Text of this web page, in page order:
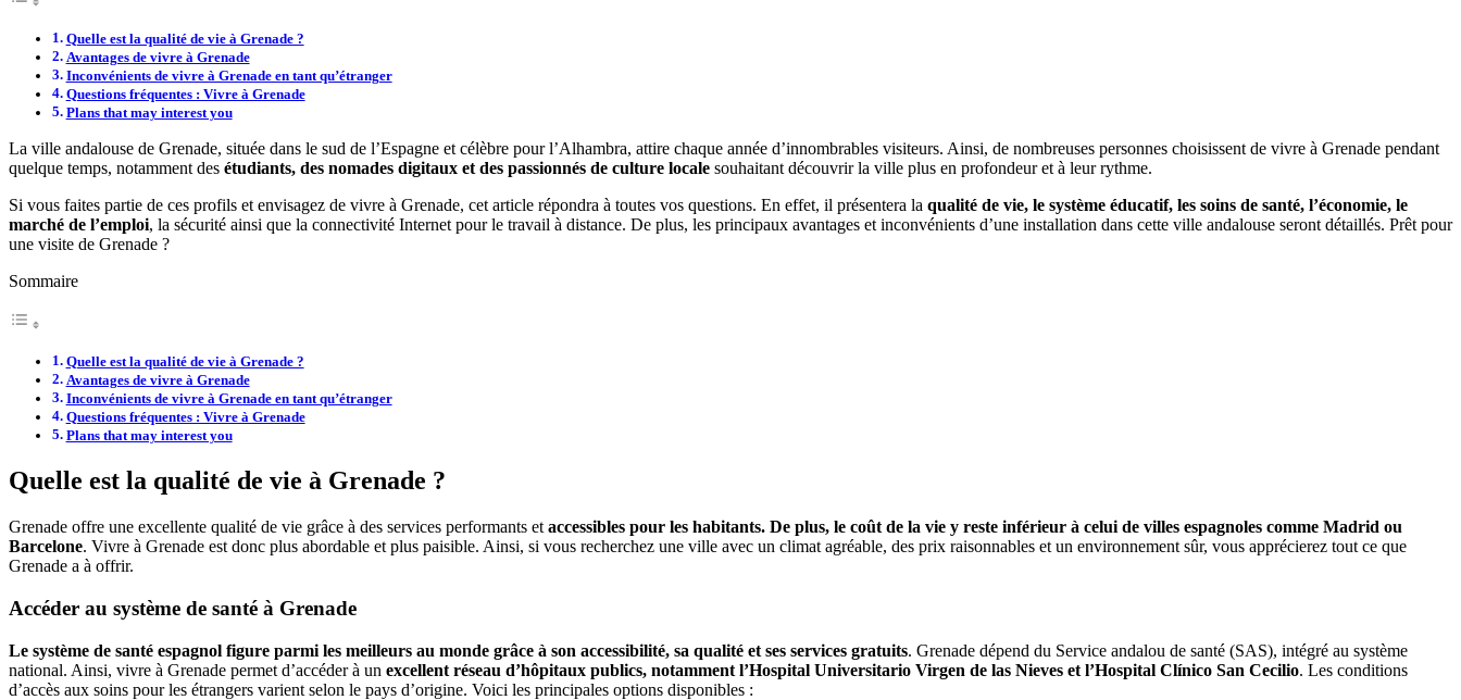
Quelle est la qualité de vie à Grenade ?
Avantages de vivre à Grenade
Inconvénients de vivre à Grenade en tant qu’étranger
Questions fréquentes : Vivre à Grenade
Plans that may interest you
La ville andalouse de Grenade, située dans le sud de l’Espagne et célèbre pour l’Alhambra, attire chaque année d’innombrables visiteurs. Ainsi, de nombreuses personnes choisissent de vivre à Grenade pendant
quelque temps, notamment des étudiants, des nomades digitaux et des passionnés de culture locale souhaitant découvrir la ville plus en profondeur et à leur rythme.
Si vous faites partie de ces profils et envisagez de vivre à Grenade, cet article répondra à toutes vos questions. En effet, il présentera la qualité de vie, le système éducatif, les soins de santé, l’économie, le
marché de l’emploi, la sécurité ainsi que la connectivité Internet pour le travail à distance. De plus, les principaux avantages et inconvénients d’une installation dans cette ville andalouse seront détaillés. Prêt pour
une visite de Grenade ?
Sommaire
Quelle est la qualité de vie à Grenade ?
Avantages de vivre à Grenade
Inconvénients de vivre à Grenade en tant qu’étranger
Questions fréquentes : Vivre à Grenade
Plans that may interest you
Quelle est la qualité de vie à Grenade ?
Grenade offre une excellente qualité de vie grâce à des services performants et accessibles pour les habitants. De plus, le coût de la vie y reste inférieur à celui de villes espagnoles comme Madrid ou
Barcelone. Vivre à Grenade est donc plus abordable et plus paisible. Ainsi, si vous recherchez une ville avec un climat agréable, des prix raisonnables et un environnement sûr, vous apprécierez tout ce que
Grenade a à offrir.
Accéder au système de santé à Grenade
Le système de santé espagnol figure parmi les meilleurs au monde grâce à son accessibilité, sa qualité et ses services gratuits. Grenade dépend du Service andalou de santé (SAS), intégré au système
national. Ainsi, vivre à Grenade permet d’accéder à un excellent réseau d’hôpitaux publics, notamment l’Hospital Universitario Virgen de las Nieves et l’Hospital Clínico San Cecilio. Les conditions
d’accès aux soins pour les étrangers varient selon le pays d’origine. Voici les principales options disponibles :